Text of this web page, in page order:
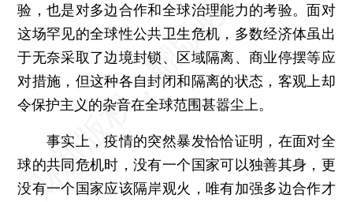
验，也是对多边合作和全球治理能力的考验。面对
这场罕见的全球性公共卫生危机，多数经济体虽出
于无奈采取了边境封锁、区域隔离、商业停摆等应
对措施，但这种各自封闭和隔离的状态，客观上却
令保护主义的杂音在全球范围甚嚣尘上。
事实上，疫情的突然暴发恰恰证明，在面对全
球的共同危机时，没有一个国家可以独善其身，更
没有一个国家应该隔岸观火，唯有加强多边合作才